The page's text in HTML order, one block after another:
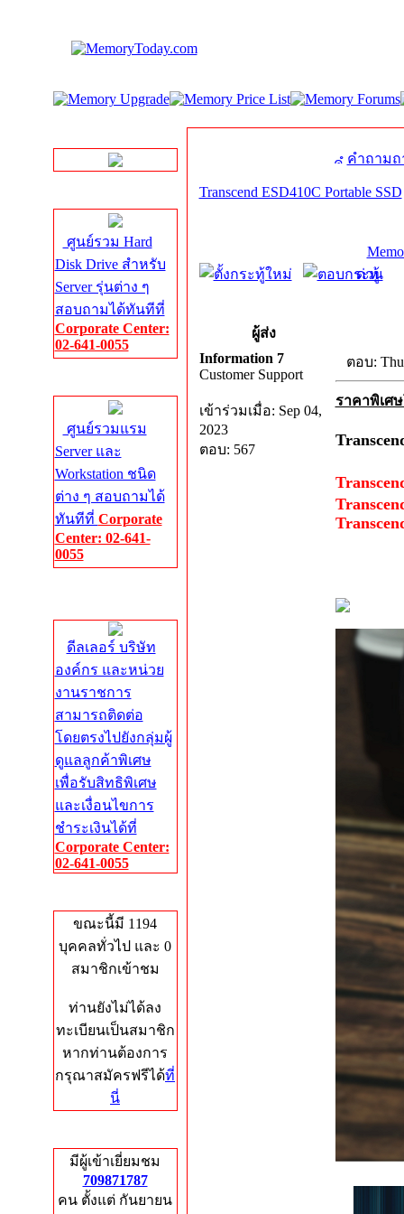
ศูนย์รวม Hard
Disk Drive สำหรับ
Server รุ่นต่าง ๆ
สอบถามได้ทันทีที่
Corporate Center:
02-641-0055
ศูนย์รวมแรม
Server และ
Workstation ชนิด
ต่าง ๆ สอบถามได้
ทันทีที่ Corporate
Center: 02-641-
0055
ดีลเลอร์ บริษัท
องค์กร และหน่วย
งานราชการ
สามารถติดต่อ
โดยตรงไปยังกลุ่มผู้
ดูแลลูกค้าพิเศษ
เพื่อรับสิทธิพิเศษ
และเงื่อนไขการ
ชำระเงินได้ที่
Corporate Center:
02-641-0055
ขณะนี้มี 1194
บุคคลทั่วไป และ 0
สมาชิกเข้าชม
ท่านยังไม่ได้ลง
ทะเบียนเป็นสมาชิก
หากท่านต้องการ
กรุณาสมัครฟรีได้ที่
นี่
มีผู้เข้าเยี่ยมชม
709871787
คน ตั้งแต่ กันยายน
คำถาม
Transcend ESD410C Portable SSD
ด่วน
ผู้ส่ง
Information 7
Customer Support
เข้าร่วมเมื่อ: Sep 04,
2023
ตอบ: 567
ตอบ: Thu
ราคาพิเศ